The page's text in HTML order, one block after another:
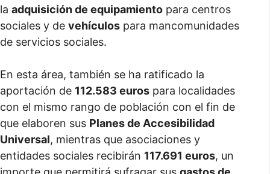
la adquisición de equipamiento para centros
sociales y de vehículos para mancomunidades
de servicios sociales.
En esta área, también se ha ratificado la
aportación de 112.583 euros para localidades
con el mismo rango de población con el fin de
que elaboren sus Planes de Accesibilidad
Universal, mientras que asociaciones y
entidades sociales recibirán 117.691 euros, un